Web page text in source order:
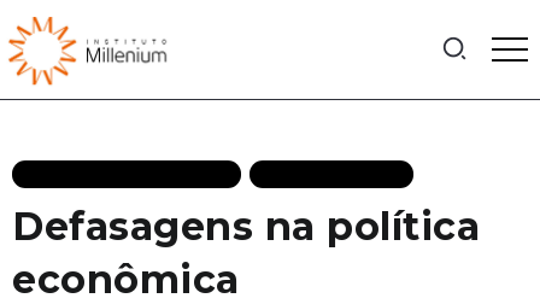
Defasagens na política
econômica